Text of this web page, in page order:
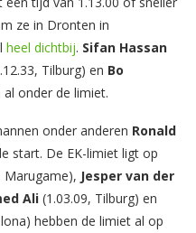
ze in Dronten in
heel dichtbij. Sifan Hassan
Tilburg) en Bo
al onder de limiet.
onder anderen Ronald
start. De EK-limiet ligt op
Marugame), Jesper van der
Ali (1.03.09, Tilburg) en
hebben de limiet al op